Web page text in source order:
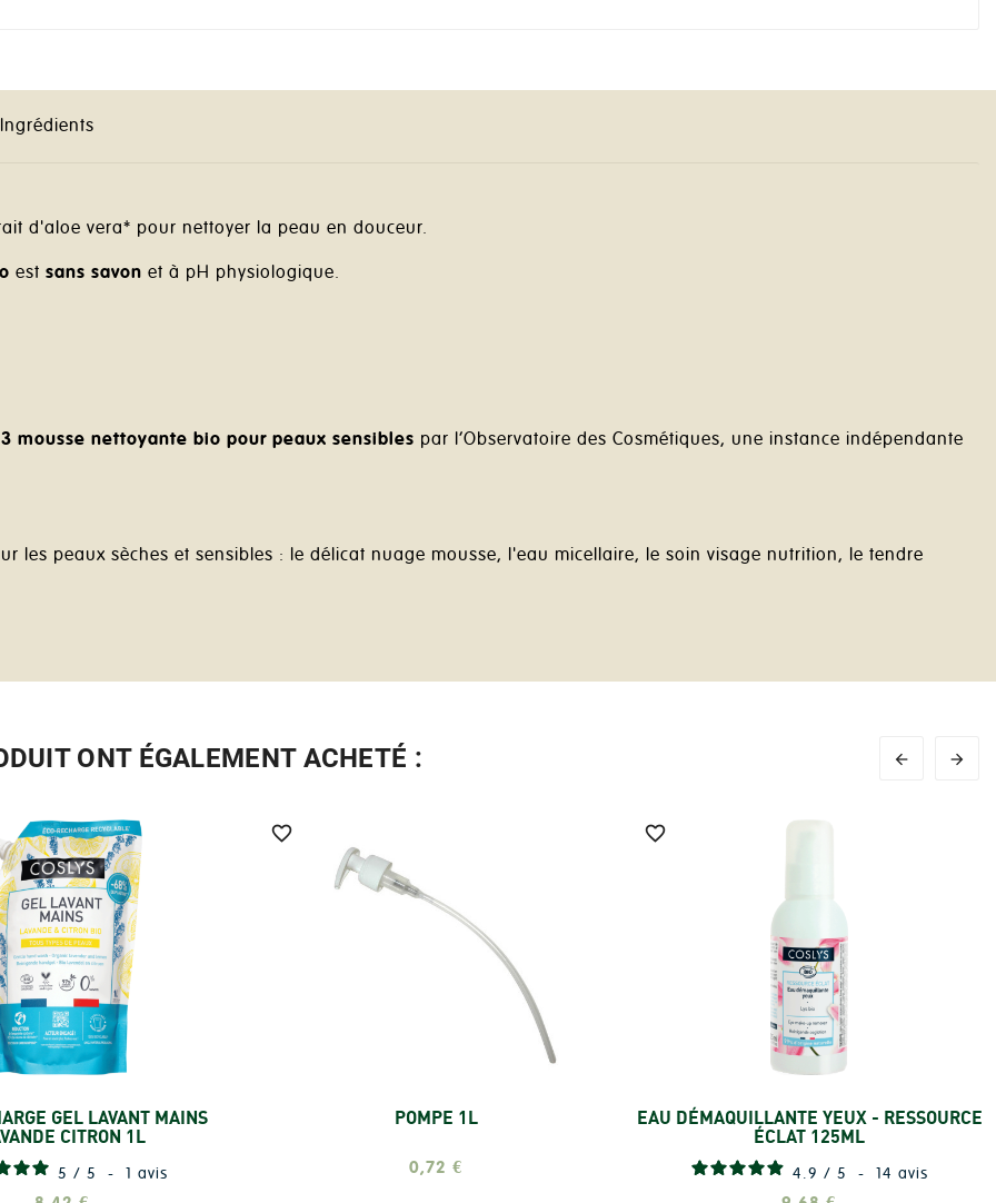
Ingrédients
d'aloe vera* pour nettoyer la peau en douceur.
est sans savon et à pH physiologique.
mousse nettoyante bio pour peaux sensibles par l’Observatoire des Cosmétiques, une instance indépendante
les peaux sèches et sensibles : le délicat nuage mousse, l'eau micellaire, le soin visage nutrition, le tendre
ONT ÉGALEMENT ACHETÉ :  
GEL LAVANT MAINS
CITRON 1L
Ajouter
5 / 5 - 1 avis

POMPE 1L
Ajouter
0,72 €

EAU DÉMAQUILLANTE YEUX - RESSOURCE
ÉCLAT 125ML
Ajouter
4.9 / 5 - 14 avis